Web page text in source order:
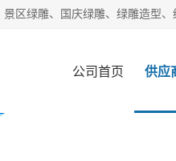
公司首页 供应